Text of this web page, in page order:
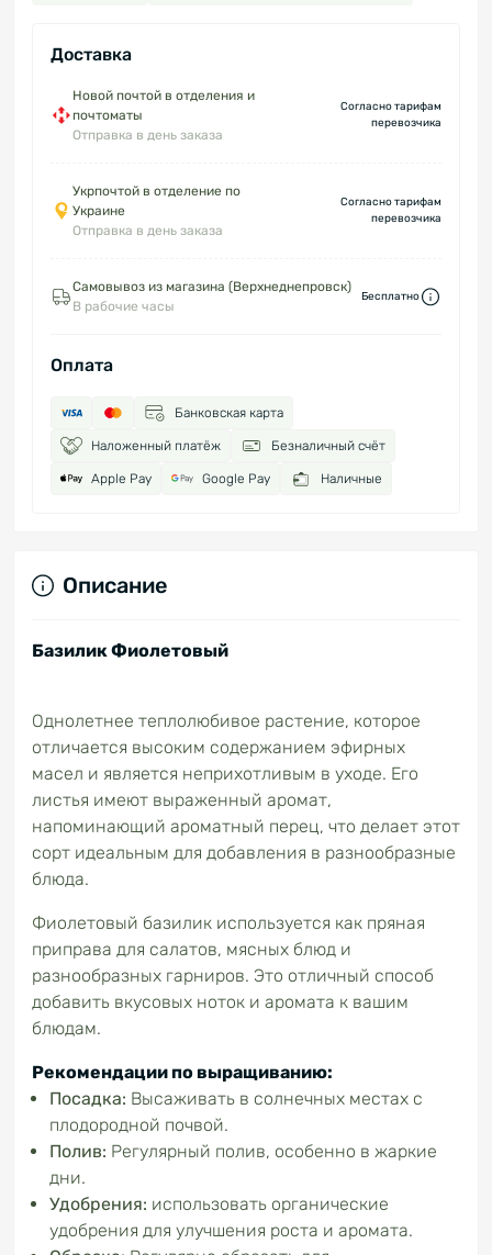
Доставка
Новой почтой в отделения и
почтоматы
Отправка в день заказа
Согласно тарифам
перевозчика
Укрпочтой в отделение по
Украине
Отправка в день заказа
Согласно тарифам
перевозчика
Самовывоз из магазина (Верхнеднепровск)
В рабочие часы
Бесплатно
Оплата
Банковская карта
Наложенный платёж Безналичный счёт
Apple Pay Google Pay Наличные
Описание
Базилик Фиолетовый
Однолетнее теплолюбивое растение, которое
отличается высоким содержанием эфирных
масел и является неприхотливым в уходе. Его
листья имеют выраженный аромат,
напоминающий ароматный перец, что делает этот
сорт идеальным для добавления в разнообразные
блюда.
Фиолетовый базилик используется как пряная
приправа для салатов, мясных блюд и
разнообразных гарниров. Это отличный способ
добавить вкусовых ноток и аромата к вашим
блюдам.
Рекомендации по выращиванию:
Посадка: Высаживать в солнечных местах с
плодородной почвой.
Полив: Регулярный полив, особенно в жаркие
дни.
Удобрения: использовать органические
удобрения для улучшения роста и аромата.